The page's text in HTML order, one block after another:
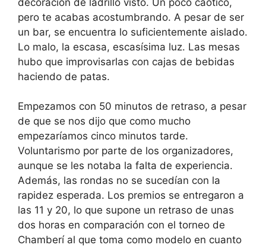
pero te acabas acostumbrando. A pesar de ser
un bar, se encuentra lo suficientemente aislado.
Lo malo, la escasa, escasísima luz. Las mesas
hubo que improvisarlas con cajas de bebidas
haciendo de patas.
Empezamos con 50 minutos de retraso, a pesar
de que se nos dijo que como mucho
empezaríamos cinco minutos tarde.
Voluntarismo por parte de los organizadores,
aunque se les notaba la falta de experiencia.
Además, las rondas no se sucedían con la
rapidez esperada. Los premios se entregaron a
las 11 y 20, lo que supone un retraso de unas
dos horas en comparación con el torneo de
Chamberí al que toma como modelo en cuanto